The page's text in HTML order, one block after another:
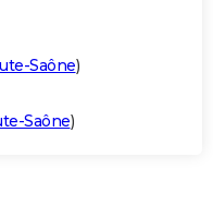
Saône)
Saône)